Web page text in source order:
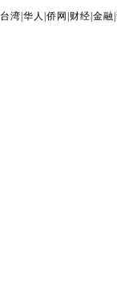
台湾 |华人 |侨网 财经 |金融 |